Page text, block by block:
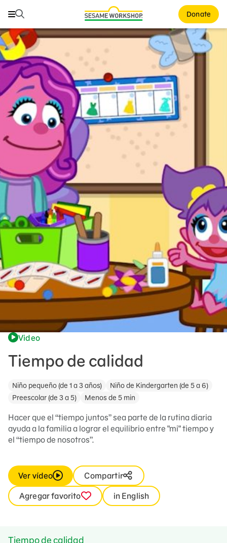
Buscar Donate
Buscar
Family Resources
ABCs and 123s
Healthy Minds and Bodies
Tough Topics
Courses and Webinars
Games and Storybooks
Our Work
About Us
Support Us
Video
Tiempo de calidad
Niño pequeño (de 1 a 3 años)
Niño de Kindergarten (de 5 a 6)
Preescolar (de 3 a 5)
Menos de 5 min
Hacer que el “tiempo juntos” sea parte de la rutina diaria
ayuda a la familia a lograr el equilibrio entre "mi" tiempo y
el “tiempo de nosotros”.
Ver vídeo
Compartir
Agregar favorito
in English
Tiempo de calidad